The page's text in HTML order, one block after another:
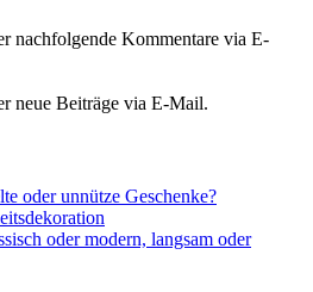
nachfolgende Kommentare via E-
neue Beiträge via E-Mail.
oder unnütze Geschenke?
oder modern, langsam oder